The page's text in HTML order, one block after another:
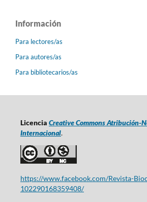
Información
Para lectores/as
Para autores/as
Para bibliotecarios/as
Licencia Creative Commons Atribución-
Internacional.
https://www.facebook.com/Revista-
102290168359408/